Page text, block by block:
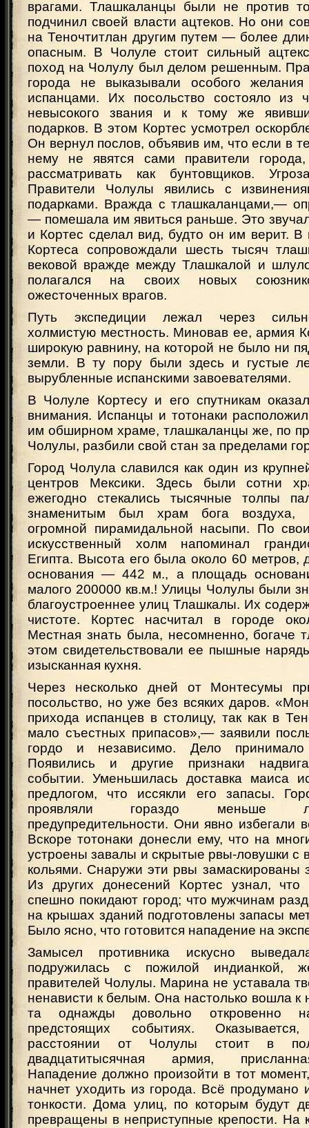
врагами. Тлашкаланцы были не против
подчинил своей власти ацтеков. Но они
на Теночтитлан другим путем — более
опасным. В Чолуле стоит сильный
поход на Чолулу был делом решенным.
города не выказывали особого желания
испанцами. Их посольство состояло из
невысокого звания и к тому же
подарков. В этом Кортес усмотрел
Он вернул послов, объявив им, что если в
нему не явятся сами правители
рассматривать как бунтовщиков.
Правители Чолулы явились с
подарками. Вражда с тлашкаланцами,—
— помешала им явиться раньше. Это
и Кортес сделал вид, будто он им верит.
Кортеса сопровождали шесть тысяч
вековой вражде между Тлашкалой и
полагался на своих новых
ожесточенных врагов.
Путь экспедиции лежал через
холмистую местность. Миновав ее, армия
широкую равнину, на которой не было ни
земли. В ту пору были здесь и густые
вырубленные испанскими завоевателями.
В Чолуле Кортесу и его спутникам
внимания. Испанцы и тотонаки
им обширном храме, тлашкаланцы же, по
Чолулы, разбили свой стан за пределами
Город Чолула славился как один из
центров Мексики. Здесь были сотни
ежегодно стекались тысячные толпы
знаменитым был храм бога воздуха,
огромной пирамидальной насыпи. По
искусственный холм напоминал
Египта. Высота его была около 60 метров,
основания — 442 м., а площадь
малого 200000 кв.м.! Улицы Чолулы были
благоустроеннее улиц Тлашкалы. Их
чистоте. Кортес насчитал в городе
Местная знать была, несомненно, богаче
этом свидетельствовали ее пышные
изысканная кухня.
Через несколько дней от Монтесумы
посольство, но уже без всяких даров.
прихода испанцев в столицу, так как в
мало съестных припасов»,— заявили
гордо и независимо. Дело
Появились и другие признаки
событии. Уменьшилась доставка маиса
предлогом, что иссякли его запасы.
проявляли гораздо меньше
предупредительности. Они явно избегали
Вскоре тотонаки донесли ему, что на
устроены завалы и скрытые рвы-ловушки с
кольями. Снаружи эти рвы замаскированы
Из других донесений Кортес узнал,
спешно покидают город; что мужчинам
на крышах зданий подготовлены запасы
Было ясно, что готовится нападение на
Замысел противника искусно
подружилась с пожилой индианкой,
правителей Чолулы. Марина не уставала
ненависти к белым. Она настолько вошла к
та однажды довольно откровенно
предстоящих событиях.
расстоянии от Чолулы стоит в
двадцатитысячная армия,
Нападение должно произойти в тот момент,
начнет уходить из города. Всё продумано
тонкости. Дома улиц, по которым будут
превращены в неприступные крепости. На